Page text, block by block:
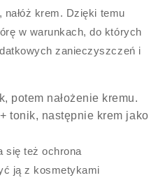
krem. Dzięki temu
w warunkach, do których
zanieczyszczeń i
potem nałożenie kremu.
tonik, następnie krem jako
się też ochrona
ją z kosmetykami